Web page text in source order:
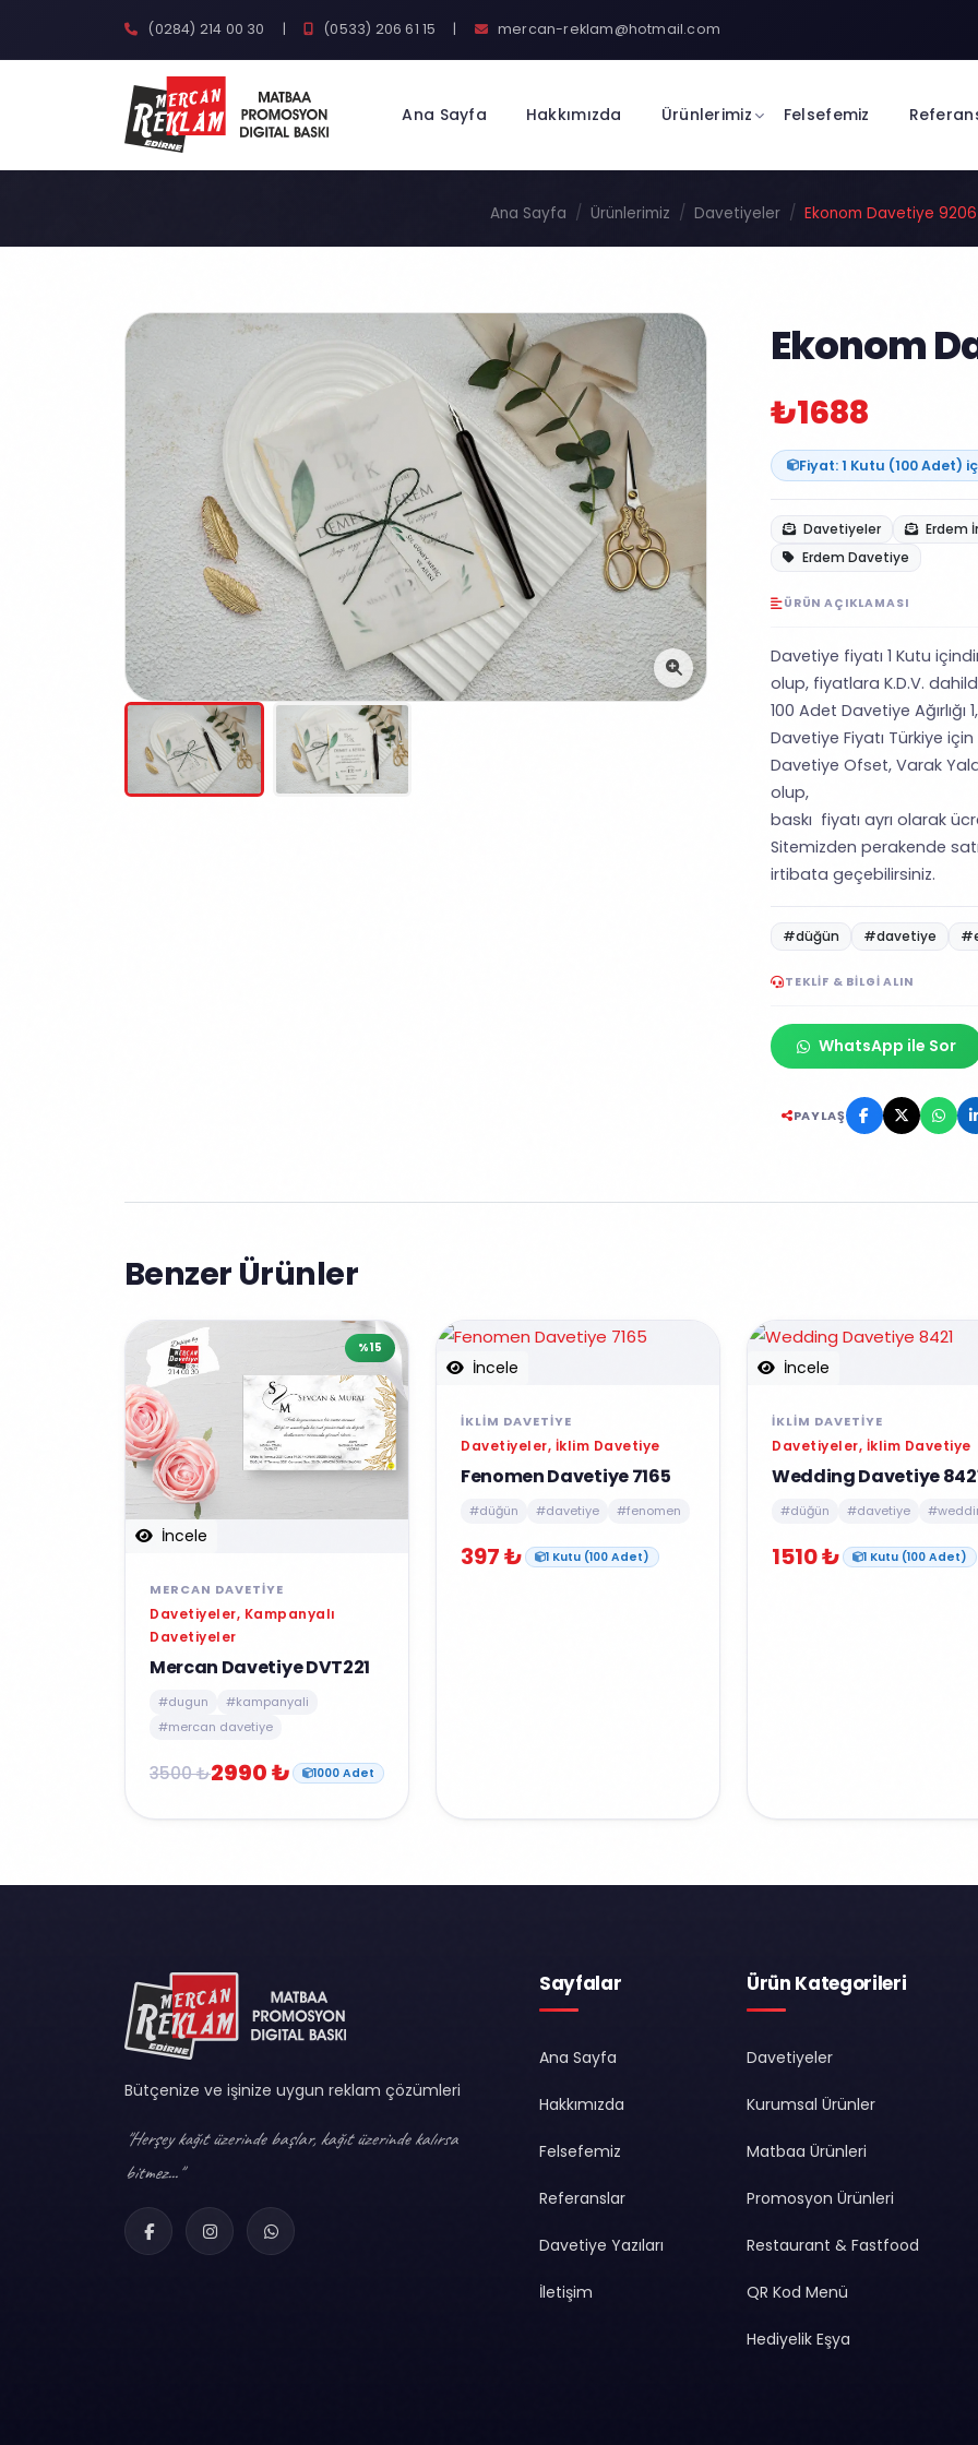
(0284) 214 00 30 | (0533) 206 61 15 | mercan-reklam@hotmail.com
Ana Sayfa Hakkımızda Ürünlerimiz Felsefemiz
Ana Sayfa Ürünlerimiz Davetiyeler Ekonom Davetiye 9206
Ekonom
₺1688
Fiyat: 1 Kutu (100 Adet)
Davetiyeler
Erdem
Erdem Davetiye
ÜRÜN AÇIKLAMASI
Davetiye fiyatı 1 Kutu
olup, fiyatlara K.D.V.
100 Adet Davetiye Ağırlığı
Davetiye Fiyatı Türkiye
Davetiye Ofset, Varak
olup,
baskı fiyatı ayrı olarak
Sitemizden perakende
irtibata geçebilirsiniz.
#düğün #davetiye
TEKLIF & BILGI ALIN
WhatsApp ile Sor
PAYLAŞ
Benzer Ürünler
İncele
%15
MERCAN DAVETIYE
Davetiyeler, Kampanyalı
Davetiyeler
Mercan Davetiye DVT221
#dugun
#kampanyali
#mercan davetiye
3500 ₺2990 ₺ 1000 Adet
İncele
İKLIM DAVETIYE
Davetiyeler, İklim Davetiye
Fenomen Davetiye 7165
#düğün #davetiye #fenomen
397 ₺ 1 Kutu (100 Adet)
İncele
İKLIM DAVETIYE
Davetiyeler, İklim Davetiye
Wedding Davetiye
#düğün #davetiye
1510 ₺ 1 Kutu (100 Adet)
Bütçenize ve işinize uygun reklam çözümleri
"Herşey kağıt üzerinde başlar, kağıt üzerinde kalırsa
bitmez..."
Sayfalar
Ana Sayfa
Hakkımızda
Felsefemiz
Referanslar
Davetiye Yazıları
İletişim
Ürün Kategorileri
Davetiyeler
Kurumsal Ürünler
Matbaa Ürünleri
Promosyon Ürünleri
Restaurant & Fastfood
QR Kod Menü
Hediyelik Eşya